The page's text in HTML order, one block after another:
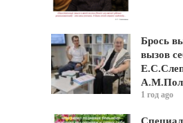
Брось
вызов
1 год ago